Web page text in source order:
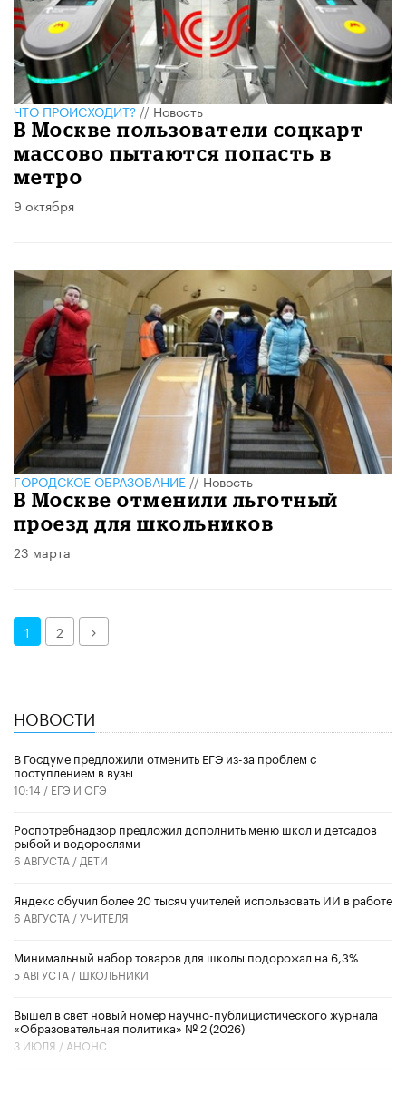
ЧТО ПРОИСХОДИТ?// Новость
В Москве пользователи соцкарт
массово пытаются попасть в
метро
9 октября
ГОРОДСКОЕ ОБРАЗОВАНИЕ//Новость
В Москве отменили льготный
проезд для школьников
23 марта
1 2 Далее
НОВОСТИ
В Госдуме предложили отменить ЕГЭ из-за проблем с
поступлением в вузы
10:14 / ЕГЭ И ОГЭ
Роспотребнадзор предложил дополнить меню школ и детсадов
рыбой и водорослями
6 АВГУСТА / ДЕТИ
​Яндекс обучил более 20 тысяч учителей использовать ИИ в работе
6 АВГУСТА /УЧИТЕЛЯ
Минимальный набор товаров для школы подорожал на 6,3%
5 АВГУСТА / ШКОЛЬНИКИ
Вышел в свет новый номер научно-публицистического журнала
«Образовательная политика» № 2 (2026)
3 ИЮЛЯ / АНОНС